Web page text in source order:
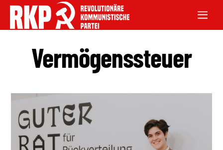
Vermögenssteuer